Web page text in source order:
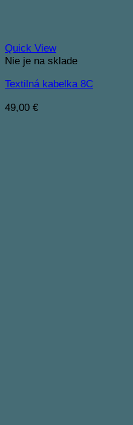
Quick View
Nie je na sklade
Textilná kabelka 8C
49,00 €